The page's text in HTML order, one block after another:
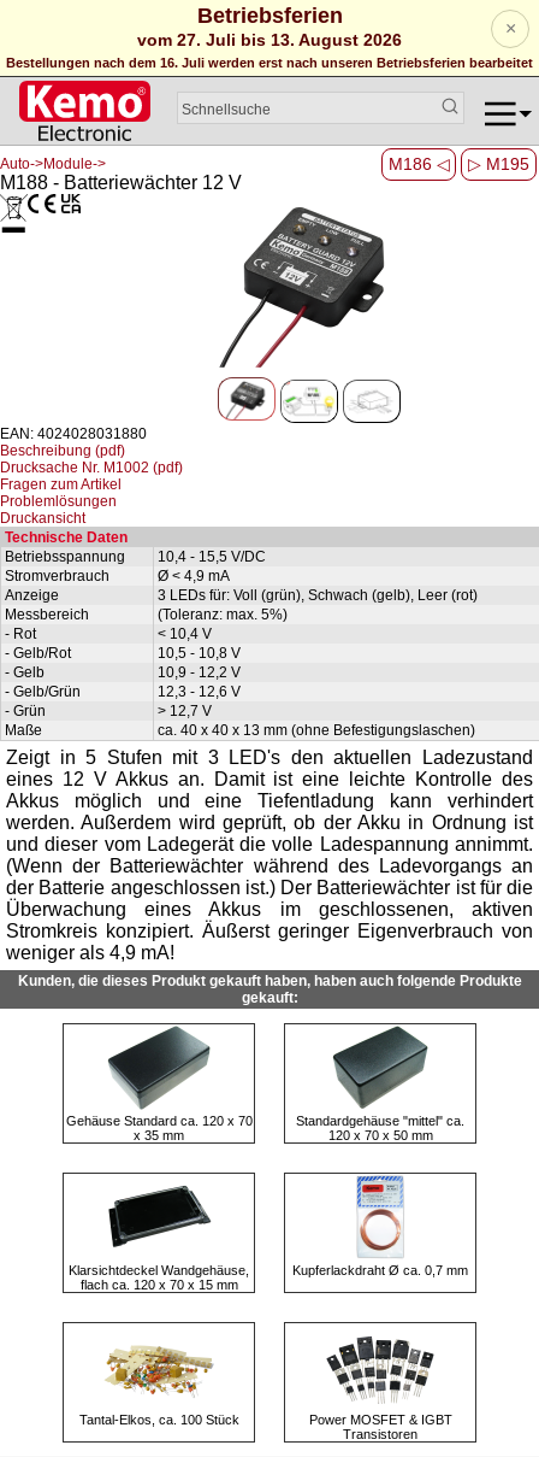
Betriebsferien
vom 27. Juli bis 13. August 2026
Bestellungen nach dem 16. Juli werden erst nach unseren Betriebsferien bearbeitet
×
M186 ◁ ▷ M195
Auto->Module->
M188 - Batteriewächter 12 V
EAN: 4024028031880
Beschreibung (pdf)
Drucksache Nr. M1002 (pdf)
Fragen zum Artikel
Problemlösungen
Druckansicht
Technische Daten
Betriebsspannung
10,4 - 15,5 V/DC
Stromverbrauch
Ø < 4,9 mA
Anzeige
3 LEDs für: Voll (grün), Schwach (gelb), Leer (rot)
Messbereich
(Toleranz: max. 5%)
- Rot
< 10,4 V
- Gelb/Rot
10,5 - 10,8 V
- Gelb
10,9 - 12,2 V
- Gelb/Grün
12,3 - 12,6 V
- Grün
> 12,7 V
Maße
ca. 40 x 40 x 13 mm (ohne Befestigungslaschen)
Zeigt in 5 Stufen mit 3 LED's den aktuellen Ladezustand
eines 12 V Akkus an. Damit ist eine leichte Kontrolle des
Akkus möglich und eine Tiefentladung kann verhindert
werden. Außerdem wird geprüft, ob der Akku in Ordnung ist
und dieser vom Ladegerät die volle Ladespannung annimmt.
(Wenn der Batteriewächter während des Ladevorgangs an
der Batterie angeschlossen ist.) Der Batteriewächter ist für die
Überwachung eines Akkus im geschlossenen, aktiven
Stromkreis konzipiert. Äußerst geringer Eigenverbrauch von
weniger als 4,9 mA!
Kunden, die dieses Produkt gekauft haben, haben auch folgende Produkte
gekauft:
Gehäuse Standard ca. 120 x 70
x 35 mm
Standardgehäuse "mittel" ca.
120 x 70 x 50 mm
Klarsichtdeckel Wandgehäuse,
flach ca. 120 x 70 x 15 mm
Kupferlackdraht Ø ca. 0,7 mm
Tantal-Elkos, ca. 100 Stück
Power MOSFET & IGBT
Transistoren